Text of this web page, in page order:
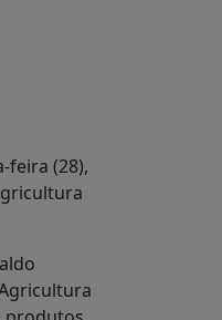
feira (28),